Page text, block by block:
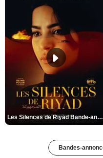
Les Silences de Riyad Bande-annonce VO STFR
Bandes-